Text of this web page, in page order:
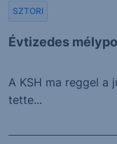
Évtizedes
SZTORI
A KSH ma reggel a
tette...